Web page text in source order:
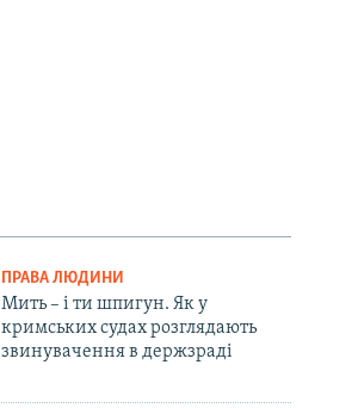
ПРАВА ЛЮДИНИ
Мить – і ти шпигун. Як у
кримських судах розглядають
звинувачення в держзраді